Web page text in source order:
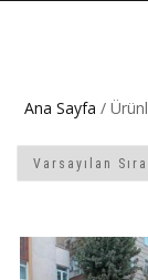
Ana Sayfa /